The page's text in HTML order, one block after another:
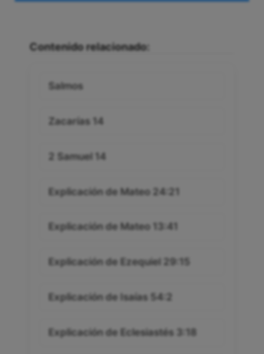
Contenido relacionado:
Salmos
Zacarías 14
2 Samuel 14
Explicación de Mateo 24:21
Explicación de Mateo 13:41
Explicación de Ezequiel 29:15
Explicación de Isaías 54:2
Explicación de Eclesiastés 3:18